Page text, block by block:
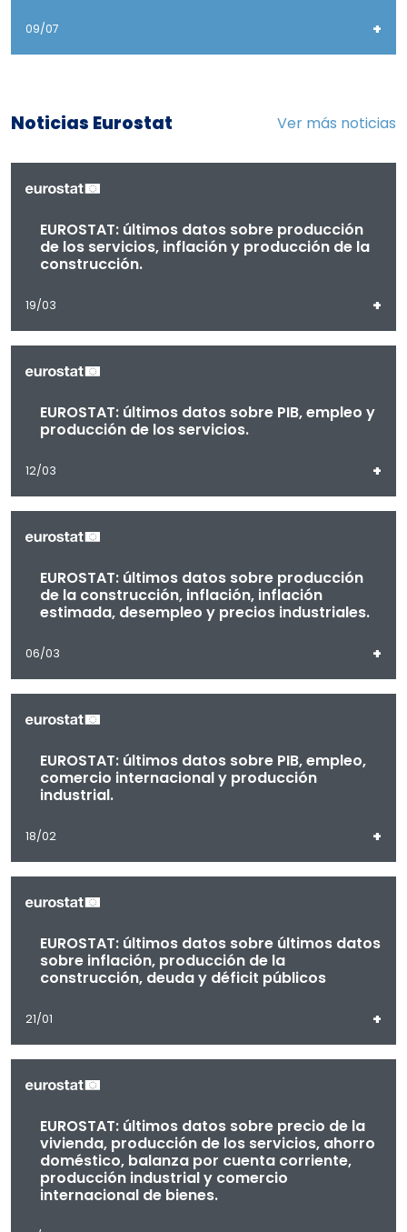
09/07 +
Noticias Eurostat Ver más noticias
EUROSTAT: últimos datos sobre producción
de los servicios, inflación y producción de la
construcción.
19/03 +
EUROSTAT: últimos datos sobre PIB, empleo y
producción de los servicios.
12/03 +
EUROSTAT: últimos datos sobre producción
de la construcción, inflación, inflación
estimada, desempleo y precios industriales.
06/03 +
EUROSTAT: últimos datos sobre PIB, empleo,
comercio internacional y producción
industrial.
18/02 +
EUROSTAT: últimos datos sobre últimos datos
sobre inflación, producción de la
construcción, deuda y déficit públicos
21/01 +
EUROSTAT: últimos datos sobre precio de la
vivienda, producción de los servicios, ahorro
doméstico, balanza por cuenta corriente,
producción industrial y comercio
internacional de bienes.